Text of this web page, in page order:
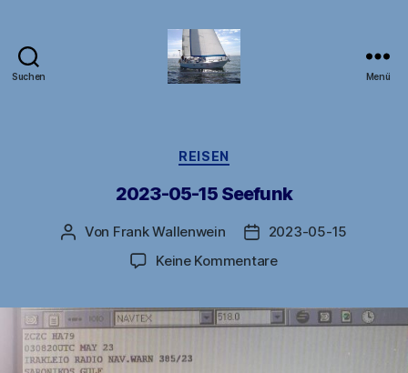
Suchen Menü
Kategorien
REISEN
2023-05-15 Seefunk
Beitragsautor
Von Frank Wallenwein
2023-05-15
Keine Kommentarezu
15